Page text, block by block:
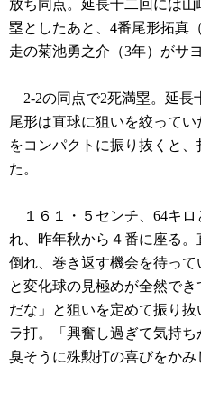
放ち同点。延長十二回には
塁としたあと、4番尾形拓真
走の菊池勇之介（3年）がサ
2-2の同点で2死満塁。延長
尾形は直球に狙いを絞って
をコンパクトに振り抜くと
た。
１６１・５センチ、64キロ
れ、昨年秋から４番に座る
倒れ、巻き返す機会を待っ
と変化球の見極めが全然で
だな」と狙いを定めて振り
ラ打。「興奮し過ぎて気持
臭そうに殊勲打の喜びをかみ